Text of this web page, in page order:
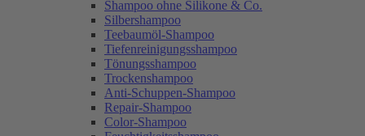
Shampoo ohne Silikone & Co.
Silbershampoo
Teebaumöl-Shampoo
Tiefenreinigungsshampoo
Tönungsshampoo
Trockenshampoo
Anti-Schuppen-Shampoo
Repair-Shampoo
Color-Shampoo